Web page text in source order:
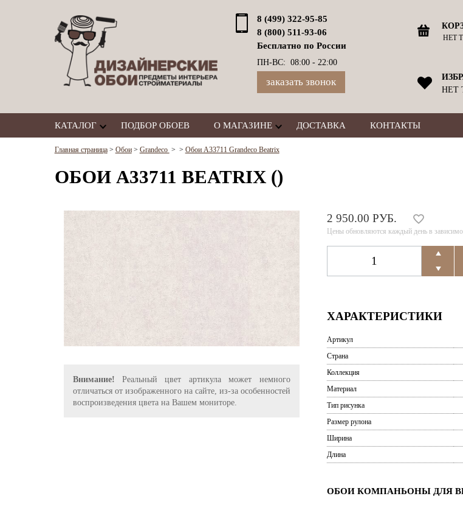
8 (499) 322-95-85
8 (800) 511-93-06
Бесплатно по России
ПН-ВС: 08:00 - 22:00
заказать звонок
НЕТ
НЕТ
КАТАЛОГ ПОДБОР ОБОЕВ О МАГАЗИНЕ ДОСТАВКА КОНТАКТЫ
Главная страница> Обои> Grandeco > > Обои A33711 Grandeco Beatrix
ОБОИ A33711 BEATRIX ()
Внимание! Реальный цвет артикула может немного
отличаться от изображенного на сайте, из-за особенностей
воспроизведения цвета на Вашем мониторе.
2 950.00 РУБ.
Цены обновляются каждый день в
ХАРАКТЕРИСТИКИ
Артикул
Страна
Коллекция
Материал
Тип рисунка
Размер рулона
Ширина
Длина
ОБОИ КОМПАНЬОНЫ ДЛЯ